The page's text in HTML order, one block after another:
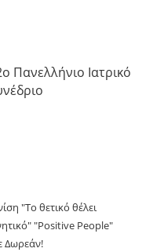
Πανελλήνιο Ιατρικό
"Το θετικό θέλει
"Positive People"
Δωρεάν!